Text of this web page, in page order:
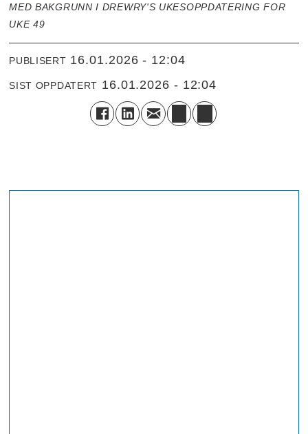
MED BAKGRUNN I DREWRY'S UKESOPPDATERING FOR
UKE 49
PUBLISERT 16.01.2026 - 12:04
SIST OPPDATERT 16.01.2026 - 12:04